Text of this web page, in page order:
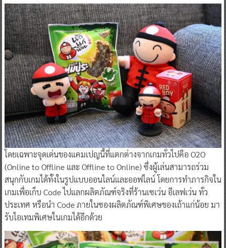
โดยเฉพาะจุดเด่นของแคมเปญนี้ที่แตกต่างจากเกมทั่วไปคือ O2O
(Online to Offline และ Offline to Online) ซึ่งผู้เล่นสามารถร่วม
สนุกกับเกมได้ทั้งในรูปแบบออนไลน์และออฟไลน์ โดยการทำภารกิจใน
เกมเพื่อเก็บ Code ไปแลกผลิตภัณฑ์จริงที่ร้านเซเว่น อีเลฟเว่น ทั่ว
ประเทศ หรือนำ Code ภายในซองผลิตภัณฑ์พิเศษของเถ้าแก่น้อย มา
รับไอเทมพิเศษในเกมได้อีกด้วย